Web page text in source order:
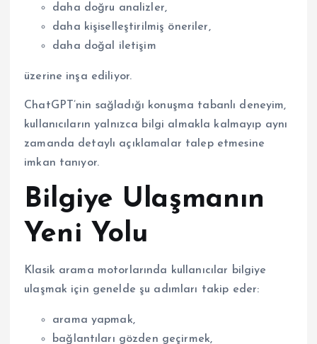
daha doğru analizler,
daha kişiselleştirilmiş öneriler,
daha doğal iletişim
üzerine inşa ediliyor.
ChatGPT’nin sağladığı konuşma tabanlı deneyim,
kullanıcıların yalnızca bilgi almakla kalmayıp aynı
zamanda detaylı açıklamalar talep etmesine
imkan tanıyor.
Bilgiye Ulaşmanın
Yeni Yolu
Klasik arama motorlarında kullanıcılar bilgiye
ulaşmak için genelde şu adımları takip eder:
arama yapmak,
bağlantıları gözden geçirmek,